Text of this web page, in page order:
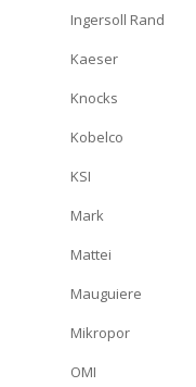
Ingersoll Rand
Kaeser
Knocks
Kobelco
KSI
Mark
Mattei
Mauguiere
Mikropor
OMI